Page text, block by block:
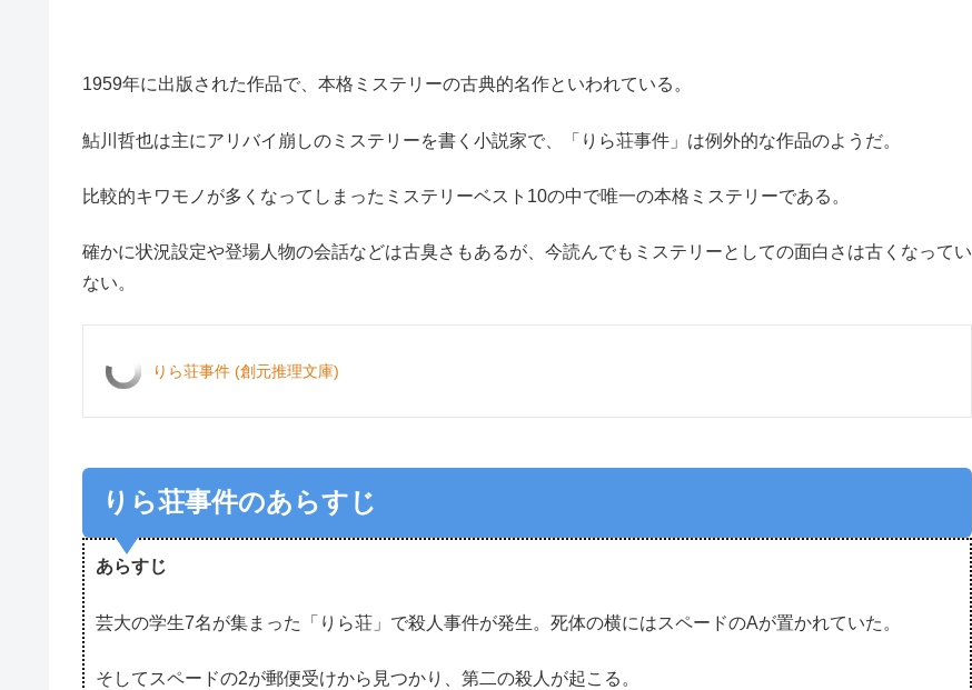
1959年に出版された作品で、本格ミステリーの古典的名作といわれている。
鮎川哲也は主にアリバイ崩しのミステリーを書く小説家で、「りら荘事件」は例外的な作品のようだ。
比較的キワモノが多くなってしまったミステリーベスト10の中で唯一の本格ミステリーである。
確かに状況設定や登場人物の会話などは古臭さもあるが、今読んでもミステリーとしての面白さは古くなってい
ない。
りら荘事件 (創元推理文庫)
りら荘事件のあらすじ
あらすじ
芸大の学生7名が集まった「りら荘」で殺人事件が発生。死体の横にはスペードのAが置かれていた。
そしてスペードの2が郵便受けから見つかり、第二の殺人が起こる。